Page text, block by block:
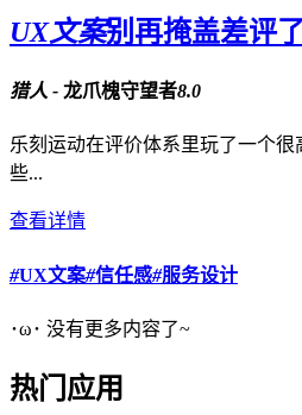
UX文案别再掩盖差评
猎人 - 龙爪槐守望者8.0
乐刻运动在评价体系里玩了一个
些...
查看详情
#UX文案#信任感#服务设计
･ω･ 没有更多内容了~
热门应用